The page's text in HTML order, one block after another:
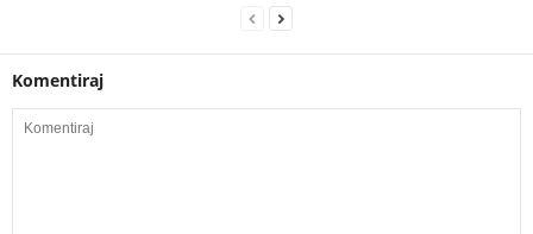
Komentiraj